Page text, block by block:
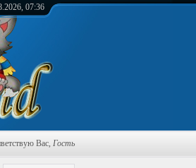
07:36
Вас, Гость